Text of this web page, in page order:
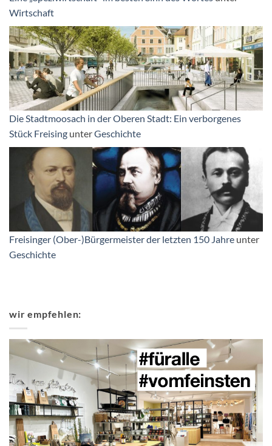
Wirtschaft
Die Stadtmoosach in der Oberen Stadt: Ein verborgenes
Stück Freising unterGeschichte
Freisinger (Ober-)Bürgermeister der letzten 150 Jahre unter
Geschichte
wir empfehlen: